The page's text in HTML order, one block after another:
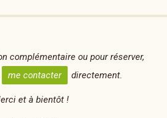
complémentaire ou pour réserver,
me contacter directement.
et à bientôt !